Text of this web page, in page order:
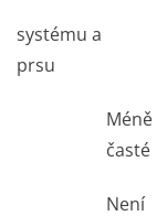
systému a
prsu
Méně
časté
Není